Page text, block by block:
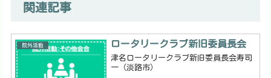
関連記事
院外活動 ロータリークラブ新旧委員長会
津名ロータリークラブ新旧委員長会寿司
一（淡路市）